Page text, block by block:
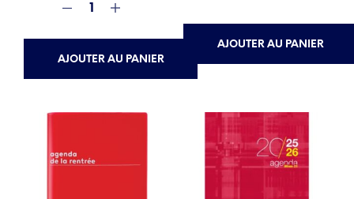
AJOUTER AU PANIER
AJOUTER AU PANIER